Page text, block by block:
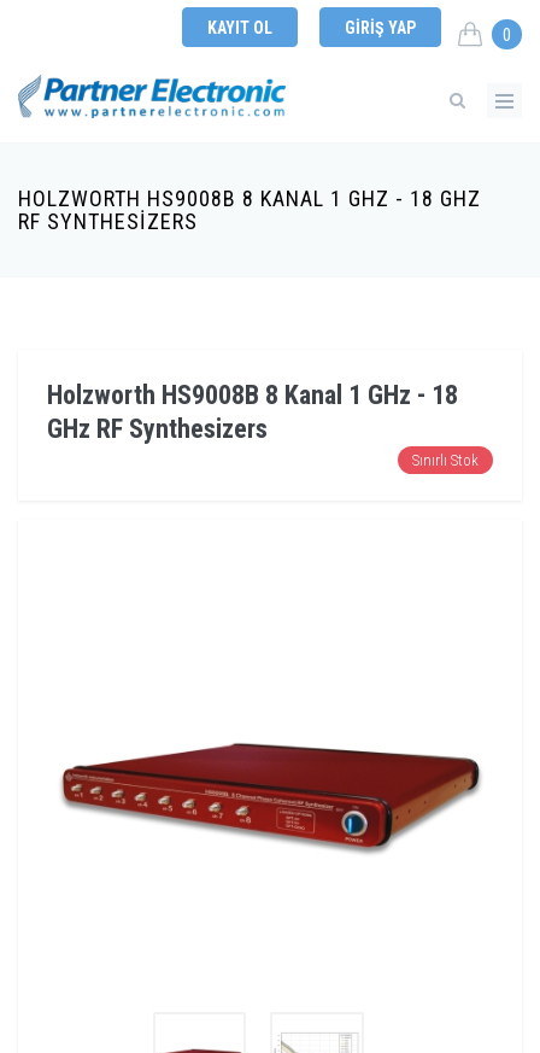
KAYIT OL GIRIŞ YAP 0
HOLZWORTH HS9008B 8 KANAL 1 GHZ - 18 GHZ
RF SYNTHESIZERS
Holzworth HS9008B 8 Kanal 1 GHz - 18
GHz RF Synthesizers
Sınırlı Stok